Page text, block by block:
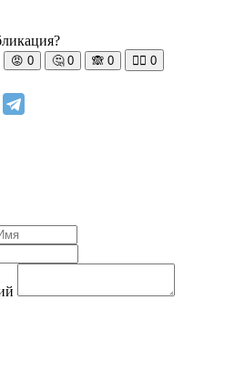
😡 0 🤔 0 🙈 0 🧘‍♀️ 0